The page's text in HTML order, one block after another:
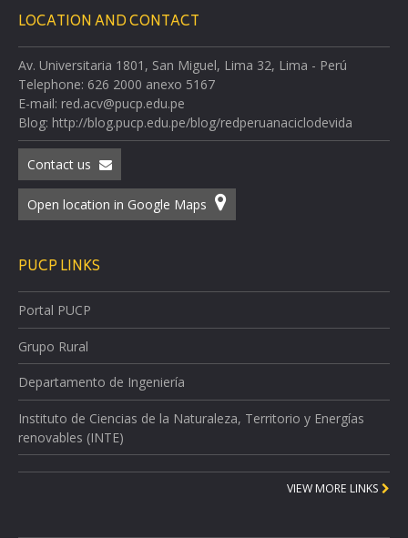
LOCATION AND CONTACT
Av. Universitaria 1801, San Miguel, Lima 32, Lima - Perú
Telephone: 626 2000 anexo 5167
E-mail: red.acv@pucp.edu.pe
Blog: http://blog.pucp.edu.pe/blog/redperuanaciclodevida
Contact us
Open location in Google Maps
PUCP LINKS
Portal PUCP
Grupo Rural
Departamento de Ingeniería
Instituto de Ciencias de la Naturaleza, Territorio y Energías
renovables (INTE)
VIEW MORE LINKS